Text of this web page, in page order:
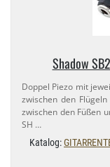
Shadow
Doppel Piezo mit
zwischen den
zwischen den Füßen
SH …
Katalog: